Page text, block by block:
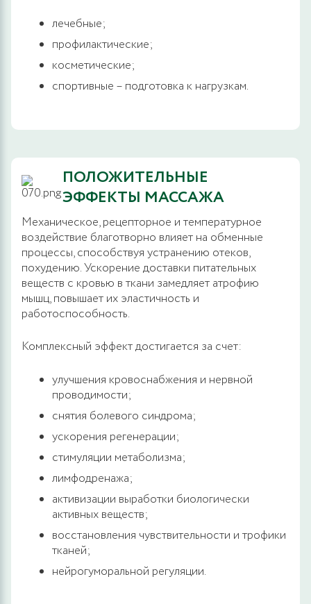
лечебные;
профилактические;
косметические;
спортивные – подготовка к нагрузкам.
ПОЛОЖИТЕЛЬНЫЕ
ЭФФЕКТЫ МАССАЖА
Механическое, рецепторное и температурное
воздействие благотворно влияет на обменные
процессы, способствуя устранению отеков,
похудению. Ускорение доставки питательных
веществ с кровью в ткани замедляет атрофию
мышц, повышает их эластичность и
работоспособность.
Комплексный эффект достигается за счет:
улучшения кровоснабжения и нервной
проводимости;
снятия болевого синдрома;
ускорения регенерации;
стимуляции метаболизма;
лимфодренажа;
активизации выработки биологически
активных веществ;
восстановления чувствительности и трофики
тканей;
нейрогуморальной регуляции.